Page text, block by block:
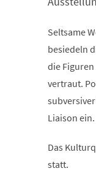
Seltsame
besiedeln
die
vertraut.
Liaison ein.
Das
statt.